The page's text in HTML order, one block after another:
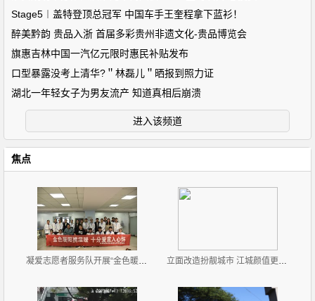
Stage5︱盖特登顶总冠军 中国车手王奎程拿下蓝衫！
醉美黔韵 贵品入浙 首届多彩贵州非遗文化-贵品博览会
旗惠吉林中国一汽亿元限时惠民补贴发布
口型暴露没考上清华?＂林磊儿＂晒报到照力证
湖北一年轻女子为男友流产 知道真相后崩溃
进入该频道
焦点
凝爱志愿者服务队开展“金色暖秋，爱不残缺”志愿服务 立面改造扮靓城市 江城颜值更高了！